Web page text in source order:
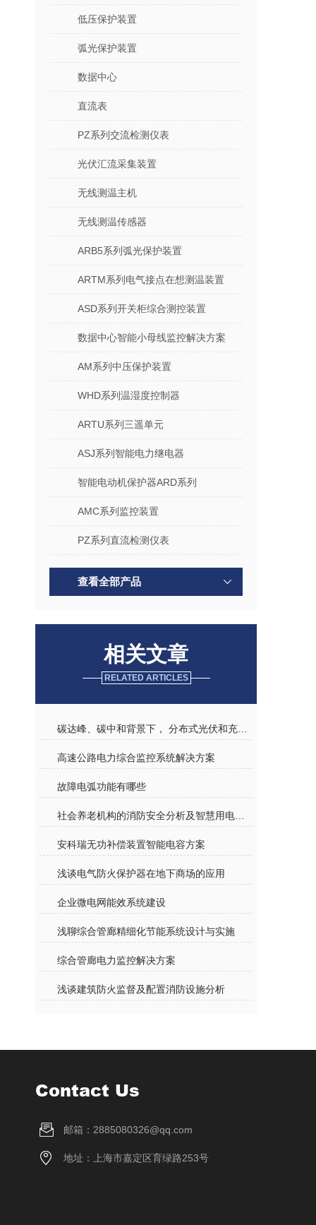
低压保护装置
弧光保护装置
数据中心
直流表
PZ系列交流检测仪表
光伏汇流采集装置
无线测温主机
无线测温传感器
ARB5系列弧光保护装置
ARTM系列电气接点在想测温装置
ASD系列开关柜综合测控装置
数据中心智能小母线监控解决方案
AM系列中压保护装置
WHD系列温湿度控制器
ARTU系列三遥单元
ASJ系列智能电力继电器
智能电动机保护器ARD系列
AMC系列监控装置
PZ系列直流检测仪表
查看全部产品
相关文章
RELATED ARTICLES
高速公路电力综合监控系统解决方案
故障电弧功能有哪些
安科瑞无功补偿装置智能电容方案
浅谈电气防火保护器在地下商场的应用
企业微电网能效系统建设
浅聊综合管廊精细化节能系统设计与实施
综合管廊电力监控解决方案
浅谈建筑防火监督及配置消防设施分析
Contact Us
邮箱：2885080326@qq.com
地址：上海市嘉定区育绿路253号